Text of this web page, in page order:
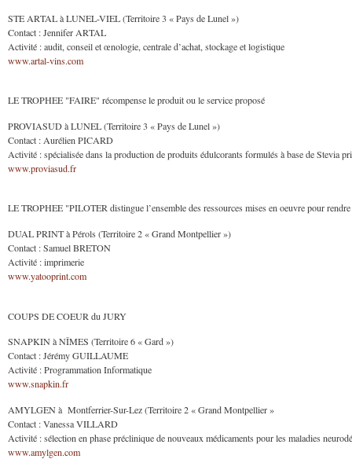
STE ARTAL à LUNEL-VIEL (Territoire 3 « Pays de Lunel »)
Contact : Jennifer ARTAL
Activité : audit, conseil et œnologie, centrale d’achat, stockage et logistique
www.artal-vins.com
LE TROPHEE "FAIRE" récompense le produit ou le service proposé
PROVIASUD à LUNEL (Territoire 3 « Pays de Lunel »)
Contact : Aurélien PICARD
Activité : spécialisée dans la production de produits édulcorants formulés à base de Stevia
www.proviasud.fr
LE TROPHEE "PILOTER distingue l’ensemble des ressources mises en oeuvre pour
DUAL PRINT à Pérols (Territoire 2 « Grand Montpellier »)
Contact : Samuel BRETON
Activité : imprimerie
www.yatooprint.com
COUPS DE COEUR du JURY
SNAPKIN à NÎMES (Territoire 6 « Gard »)
Contact : Jérémy GUILLAUME
Activité : Programmation Informatique
www.snapkin.fr
AMYLGEN à Montferrier-Sur-Lez (Territoire 2 « Grand Montpellier »
Contact : Vanessa VILLARD
Activité : sélection en phase préclinique de nouveaux médicaments pour les maladies
www.amylgen.com